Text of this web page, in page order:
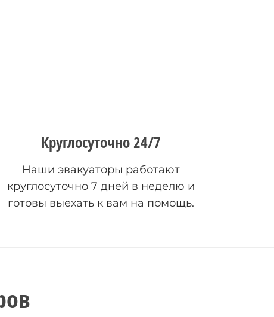
Круглосуточно 24/7
Наши эвакуаторы работают
круглосуточно 7 дней в неделю и
готовы выехать к вам на помощь.